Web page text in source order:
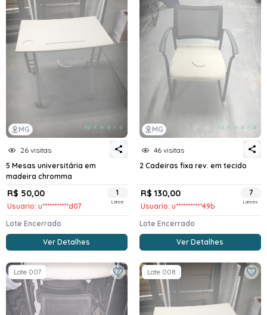
MG
26 visitas
5 Mesas universitária em
madeira chromma
R$ 50,00
Usuario: u***********d07
1
Lance
Lote Encerrado
Ver Detalhes
MG
46 visitas
2 Cadeiras fixa rev. em tecido
R$ 130,00
Usuario: u***********49b
7
Lances
Lote Encerrado
Ver Detalhes
Lote 007 Lote 008